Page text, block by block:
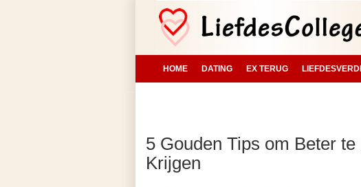
HOME DATING EX TERUG
5 Gouden Tips om Beter
Krijgen